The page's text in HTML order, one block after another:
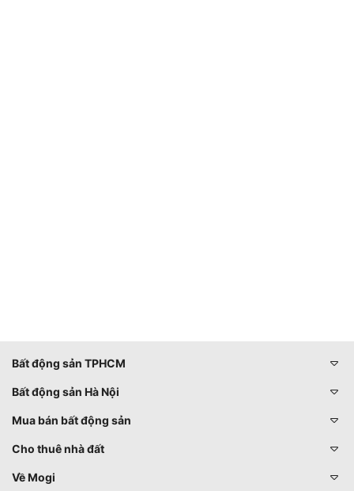
Bất động sản TPHCM
Bất động sản Hà Nội
Mua bán bất động sản
Cho thuê nhà đất
Về Mogi